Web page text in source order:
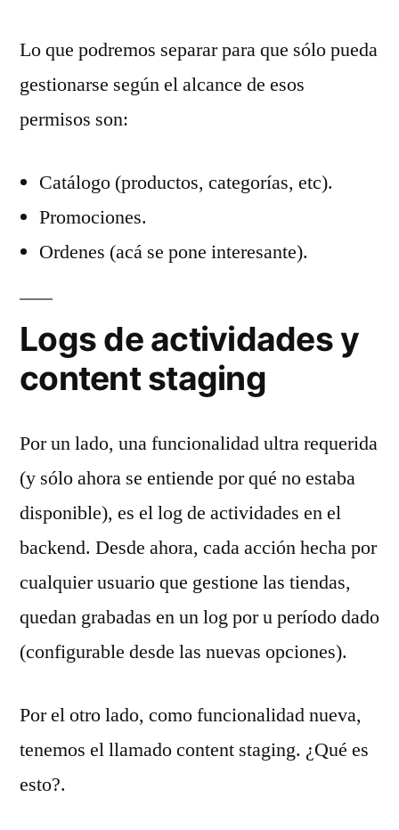
Lo que podremos separar para que sólo pueda
gestionarse según el alcance de esos
permisos son:
Catálogo (productos, categorías, etc).
Promociones.
Ordenes (acá se pone interesante).
Logs de actividades y
content staging
Por un lado, una funcionalidad ultra requerida
(y sólo ahora se entiende por qué no estaba
disponible), es el log de actividades en el
backend. Desde ahora, cada acción hecha por
cualquier usuario que gestione las tiendas,
quedan grabadas en un log por u período dado
(configurable desde las nuevas opciones).
Por el otro lado, como funcionalidad nueva,
tenemos el llamado content staging. ¿Qué es
esto?.